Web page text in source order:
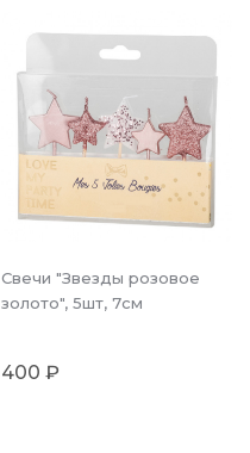
Свечи "Звезды розовое
золото", 5шт, 7см
400 ₽